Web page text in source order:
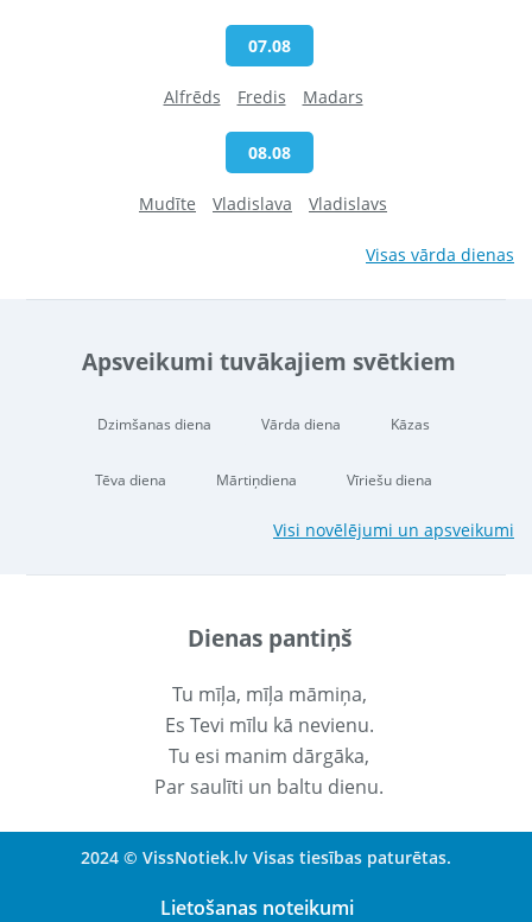
07.08
Alfrēds Fredis Madars
08.08
Mudīte Vladislava Vladislavs
Visas vārda dienas
Apsveikumi tuvākajiem svētkiem
Dzimšanas diena Vārda diena Kāzas
Tēva diena Mārtiņdiena Vīriešu diena
Visi novēlējumi un apsveikumi
Dienas pantiņš
Tu mīļa, mīļa māmiņa,
Es Tevi mīlu kā nevienu.
Tu esi manim dārgāka,
Par saulīti un baltu dienu.
2024 © VissNotiek.lv Visas tiesības paturētas.
Lietošanas noteikumi